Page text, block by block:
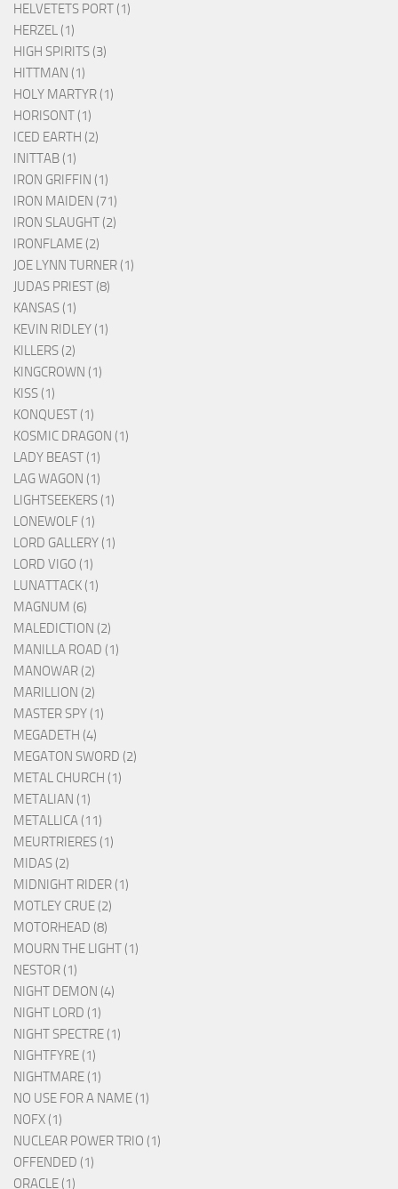
HELVETETS PORT (1)
HERZEL (1)
HIGH SPIRITS (3)
HITTMAN (1)
HOLY MARTYR (1)
HORISONT (1)
ICED EARTH (2)
INITTAB (1)
IRON GRIFFIN (1)
IRON MAIDEN (71)
IRON SLAUGHT (2)
IRONFLAME (2)
JOE LYNN TURNER (1)
JUDAS PRIEST (8)
KANSAS (1)
KEVIN RIDLEY (1)
KILLERS (2)
KINGCROWN (1)
KISS (1)
KONQUEST (1)
KOSMIC DRAGON (1)
LADY BEAST (1)
LAG WAGON (1)
LIGHTSEEKERS (1)
LONEWOLF (1)
LORD GALLERY (1)
LORD VIGO (1)
LUNATTACK (1)
MAGNUM (6)
MALEDICTION (2)
MANILLA ROAD (1)
MANOWAR (2)
MARILLION (2)
MASTER SPY (1)
MEGADETH (4)
MEGATON SWORD (2)
METAL CHURCH (1)
METALIAN (1)
METALLICA (11)
MEURTRIERES (1)
MIDAS (2)
MIDNIGHT RIDER (1)
MOTLEY CRUE (2)
MOTORHEAD (8)
MOURN THE LIGHT (1)
NESTOR (1)
NIGHT DEMON (4)
NIGHT LORD (1)
NIGHT SPECTRE (1)
NIGHTFYRE (1)
NIGHTMARE (1)
NO USE FOR A NAME (1)
NOFX (1)
NUCLEAR POWER TRIO (1)
OFFENDED (1)
ORACLE (1)